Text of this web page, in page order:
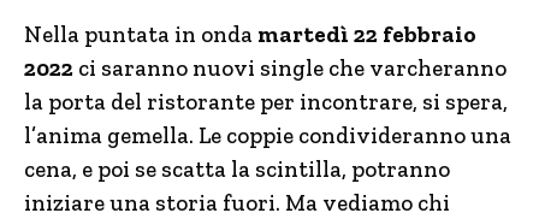
Nella puntata in onda martedì 22 febbraio
2022 ci saranno nuovi single che varcheranno
la porta del ristorante per incontrare, si spera,
l’anima gemella. Le coppie condivideranno una
cena, e poi se scatta la scintilla, potranno
iniziare una storia fuori. Ma vediamo chi